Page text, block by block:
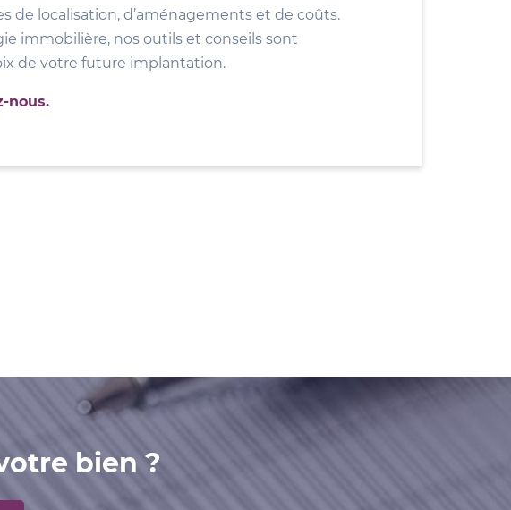
de localisation, d’aménagements et de coûts.
immobilière, nos outils et conseils sont
de votre future implantation.
nous.
bien ?